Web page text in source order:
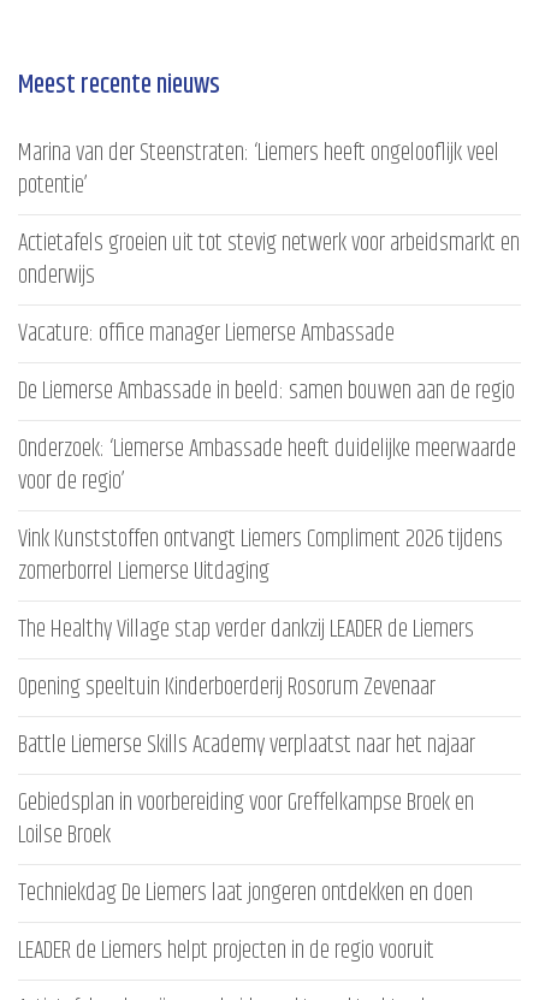
Meest recente nieuws
Marina van der Steenstraten: ‘Liemers heeft ongelooflijk veel
potentie’
Actietafels groeien uit tot stevig netwerk voor arbeidsmarkt en
onderwijs
Vacature: office manager Liemerse Ambassade
De Liemerse Ambassade in beeld: samen bouwen aan de regio
Onderzoek: ‘Liemerse Ambassade heeft duidelijke meerwaarde
voor de regio’
Vink Kunststoffen ontvangt Liemers Compliment 2026 tijdens
zomerborrel Liemerse Uitdaging
The Healthy Village stap verder dankzij LEADER de Liemers
Opening speeltuin Kinderboerderij Rosorum Zevenaar
Battle Liemerse Skills Academy verplaatst naar het najaar
Gebiedsplan in voorbereiding voor Greffelkampse Broek en
Loilse Broek
Techniekdag De Liemers laat jongeren ontdekken en doen
LEADER de Liemers helpt projecten in de regio vooruit